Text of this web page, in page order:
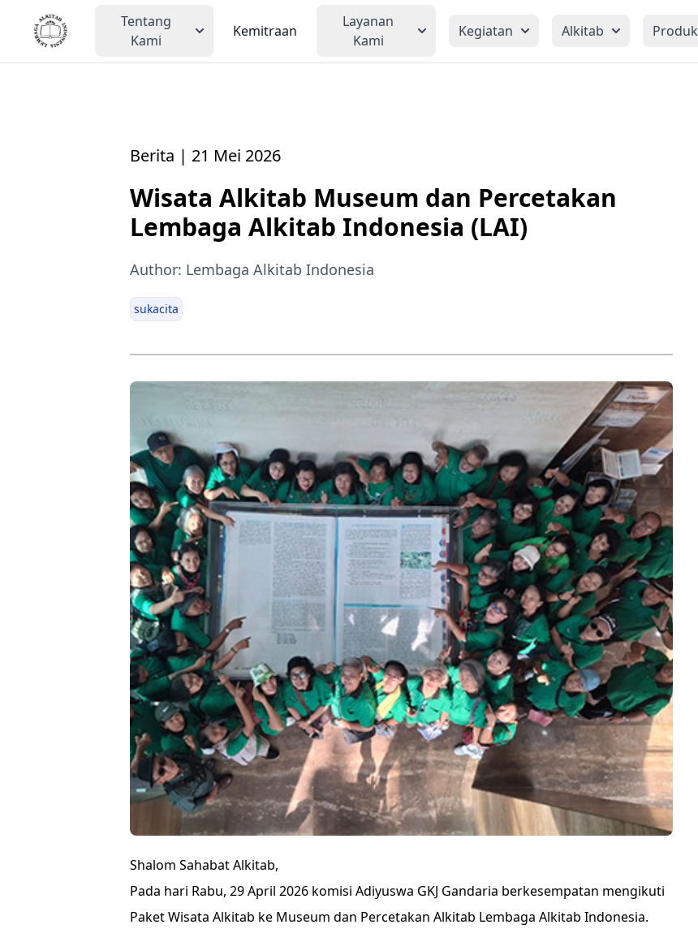
Tentang
Kami
Kemitraan
Layanan
Kami
Kegiatan Alkitab Produk
Berita | 21 Mei 2026
Wisata Alkitab Museum dan Percetakan
Lembaga Alkitab Indonesia (LAI)
Author: Lembaga Alkitab Indonesia
sukacita
Shalom Sahabat Alkitab,
Pada hari Rabu, 29 April 2026 komisi Adiyuswa GKJ Gandaria berkesempatan mengikuti
Paket Wisata Alkitab ke Museum dan Percetakan Alkitab Lembaga Alkitab Indonesia.